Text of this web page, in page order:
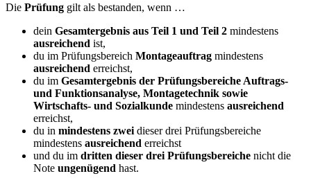
Die Prüfung gilt als bestanden, wenn …
dein Gesamtergebnis aus Teil 1 und Teil 2 mindestens
ausreichend ist,
du im Prüfungsbereich Montageauftrag mindestens
ausreichend erreichst,
du im Gesamtergebnis der Prüfungsbereiche Auftrags-
und Funktionsanalyse, Montagetechnik sowie
Wirtschafts- und Sozialkunde mindestens ausreichend
erreichst,
du in mindestens zwei dieser drei Prüfungsbereiche
mindestens ausreichend erreichst
und du im dritten dieser drei Prüfungsbereiche nicht die
Note ungenügend hast.